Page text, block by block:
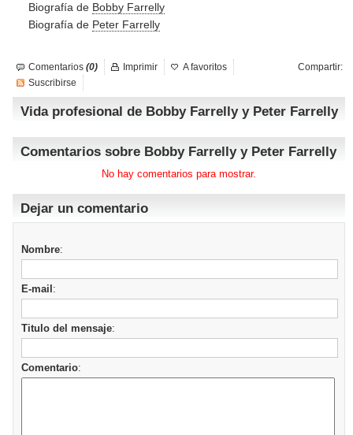
Biografía de Bobby Farrelly
Biografía de Peter Farrelly
Comentarios (0) Compartir:
Imprimir
A favoritos
Suscribirse
Vida profesional de Bobby Farrelly y Peter Farrelly
Comentarios sobre Bobby Farrelly y Peter Farrelly
No hay comentarios para mostrar.
Dejar un comentario
Nombre:
E-mail :
Titulo del mensaje:
Comentario: